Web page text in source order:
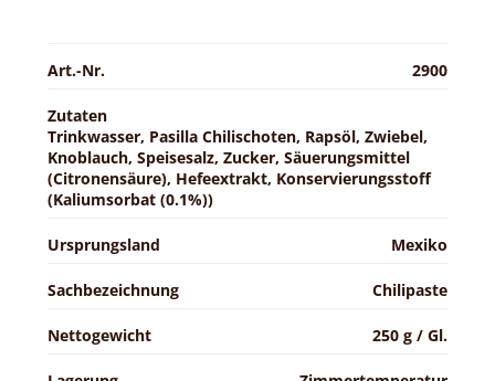
Art.-Nr. 2900
Zutaten
Trinkwasser, Pasilla Chilischoten, Rapsöl, Zwiebel,
Knoblauch, Speisesalz, Zucker, Säuerungsmittel
(Citronensäure), Hefeextrakt, Konservierungsstoff
(Kaliumsorbat (0.1%))
Ursprungsland Mexiko
Sachbezeichnung Chilipaste
Nettogewicht 250 g / Gl.